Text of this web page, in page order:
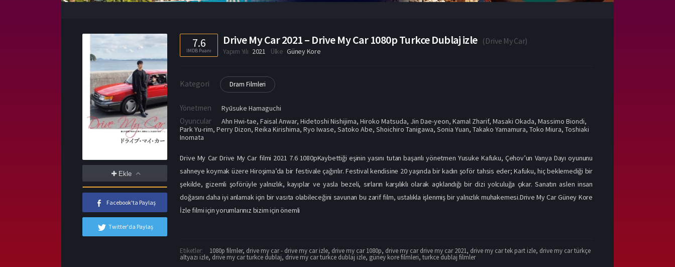
Ekle
Facebook'ta Paylaş
Twitter'da Paylaş
7.6
IMDB Puanı
Drive My Car 2021 – Drive My Car 1080p Turkce Dublaj izle (Drive My Car)
Yapım Yılı 2021 Ülke Güney Kore
Kategori Dram Filmleri
Yönetmen Ryūsuke Hamaguchi
Oyuncular Ahn Hwi-tae,Faisal Anwar,Hidetoshi Nishijima,Hiroko Matsuda, Jin Dae-yeon,Kamal Zharif,Masaki Okada,Massimo Biondi,
Park Yu-rim,Perry Dizon,Reika Kirishima,Ryo Iwase,Satoko Abe,Shoichiro Tanigawa,Sonia Yuan,Takako Yamamura,Toko Miura,Toshiaki
Inomata
Drive My Car Drive My Car filmi 2021 7.6 1080pKaybettiği eşinin yasını tutan başarılı yönetmen Yusuke Kafuku, Çehov’un Vanya Dayı oyununu
sahneye koymak üzere Hiroşima’da bir festivale çağırılır. Festival kendisine 20 yaşında bir kadın şoför tahsis eder; Kafuku, hiç beklemediği bir
şekilde, gizemli şoförüyle yalnızlık, kayıplar ve yasla bezeli, sırların karşılıklı olarak açıklandığı bir dizi yolculuğa çıkar. Sanatın aslen insan
doğasını daha iyi anlamak için bir vasıta olabileceğini savunan bu zarif film, ustalıkla işlenmiş bir yalnızlık muhakemesi.Drive My Car Güney Kore
İzle filmi için yorumlarınız bizim için önemli
Etiketler: 1080p filmler, drive my car - drive my car izle, drive my car 1080p, drive my car drive my car 2021, drive my car tek part izle, drive my car türkçe
altyazı izle, drive my car turkce dublaj, drive my car turkce dublaj izle, güney kore filmleri,turkce dublaj filmler